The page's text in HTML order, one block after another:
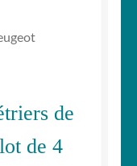
de
de 4